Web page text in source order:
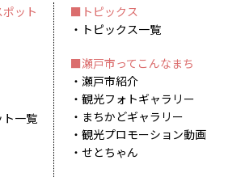
ット
一覧
トピックス
トピックス一覧
瀬戸市ってこんなまち
瀬戸市紹介
観光フォトギャラリー
まちかどギャラリー
観光プロモーション動画
せとちゃん